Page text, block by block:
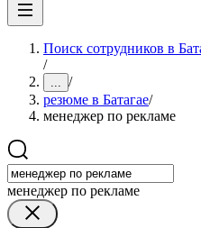
Поиск сотрудников в
/
... /
резюме в Батагае/
менеджер по рекламе
менеджер по рекламе